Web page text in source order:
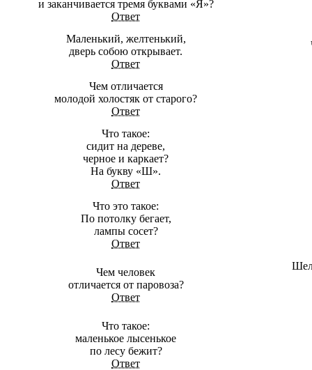
и заканчивается тремя буквами «Я»?
Ответ
Маленький, желтенький,
дверь собою открывает.
Ответ
Чем отличается
молодой холостяк от старого?
Ответ
Что такое:
сидит на дереве,
черное и каркает?
На букву «Ш».
Ответ
Что это такое:
По потолку бегает,
лампы сосет?
Ответ
Чем человек
отличается от паровоза?
Ответ
Шел
Что такое:
маленькое лысенькое
по лесу бежит?
Ответ